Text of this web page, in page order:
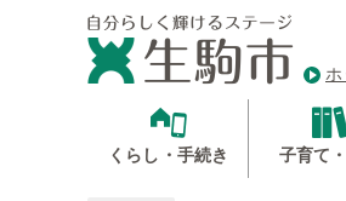
くらし・手続き 子育て